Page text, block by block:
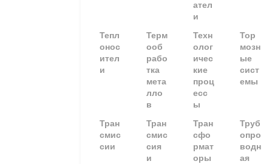
ател
и
Тепл
онос
ител
и
Терм
ооб
рабо
тка
мета
лло
в
Техн
олог
ичес
кие
проц
есс
ы
Тор
мозн
ые
сист
емы
Тран
смис
сии
Тран
смис
сия
и
Тран
сфо
рмат
оры
Труб
опро
водн
ая